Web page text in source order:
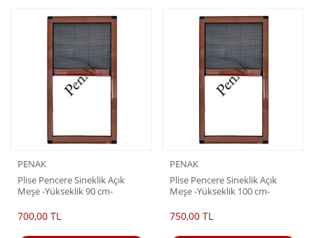
PENAK
Plise Pencere Sineklik Açık
Meşe -Yükseklik 90 cm-
700,00 TL
PENAK
Plise Pencere Sineklik Açık
Meşe -Yükseklik 100 cm-
750,00 TL